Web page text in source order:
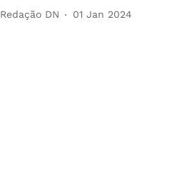
Redação DN 01 Jan 2024